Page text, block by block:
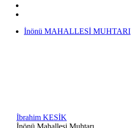
İnönü MAHALLESİ MUHTARI
İbrahim KESİK
İnönü Mahallesi Muhtarı